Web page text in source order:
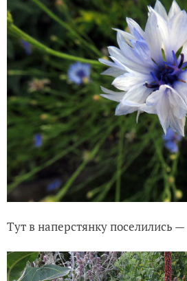
Тут в наперстянку поселились